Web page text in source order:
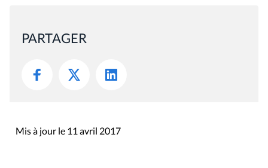
PARTAGER
Mis à jour le 11 avril 2017